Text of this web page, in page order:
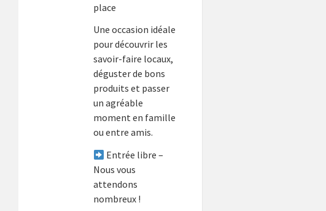
place
Une occasion idéale
pour découvrir les
savoir-faire locaux,
déguster de bons
produits et passer
un agréable
moment en famille
ou entre amis.
Entrée libre –
Nous vous
attendons
nombreux !